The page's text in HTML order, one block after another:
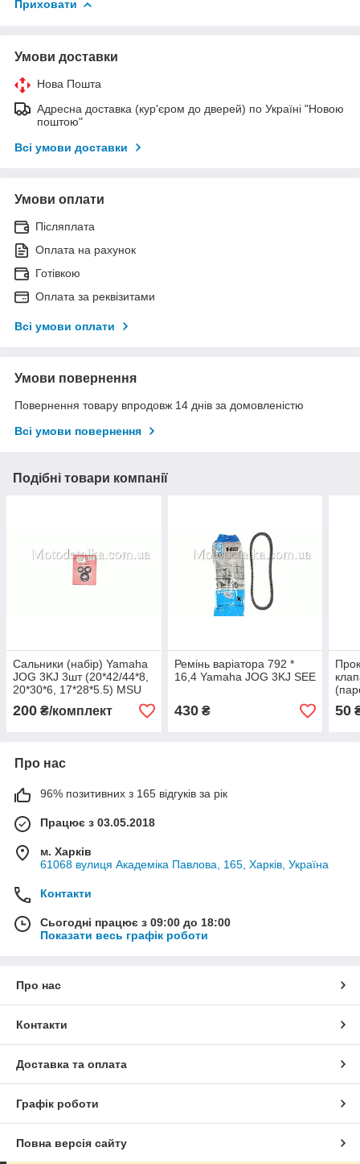
Приховати
Умови доставки
Нова Пошта
Адресна доставка (кур'єром до дверей) по Україні "Новою
поштою"
Всі умови доставки
Умови оплати
Післяплата
Оплата на рахунок
Готівкою
Оплата за реквізитами
Всі умови оплати
Умови повернення
Повернення товару впродовж 14 днів за домовленістю
Всі умови повернення
Подібні товари компанії
Сальники (набір) Yamaha
JOG 3KJ 3шт (20*42/44*8,
20*30*6, 17*28*5.5) MSU
200 ₴/комплект
Ремінь варіатора 792 *
16,4 Yamaha JOG 3KJ SEE
430₴ 50
Про нас
96% позитивних з 165 відгуків за рік
Працює з 03.05.2018
м. Харків
61068 вулиця Академіка Павлова, 165, Харків, Україна
Контакти
Сьогодні працює з 09:00 до 18:00
Показати весь графік роботи
Про нас
Контакти
Доставка та оплата
Графік роботи
Повна версія сайту